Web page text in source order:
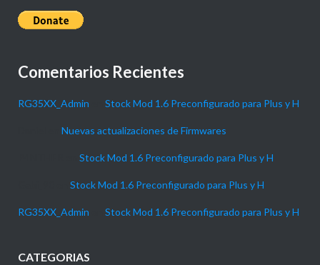
Comentarios Recientes
RG35XX_Admin Stock Mod 1.6 Preconfigurado para Plus y H
Nuevas actualizaciones de Firmwares
Stock Mod 1.6 Preconfigurado para Plus y H
Stock Mod 1.6 Preconfigurado para Plus y H
RG35XX_Admin Stock Mod 1.6 Preconfigurado para Plus y H
CATEGORIAS